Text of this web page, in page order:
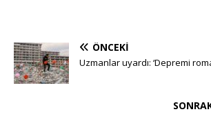
ÖNCEKI
Uzmanlar uyardı: ‘Depremi